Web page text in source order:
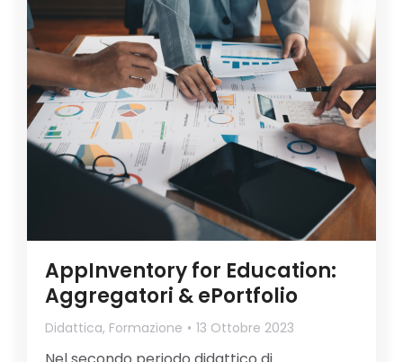
AppInventory for Education:
Aggregatori & ePortfolio
Didattica, Formazione 13 Ottobre 2023